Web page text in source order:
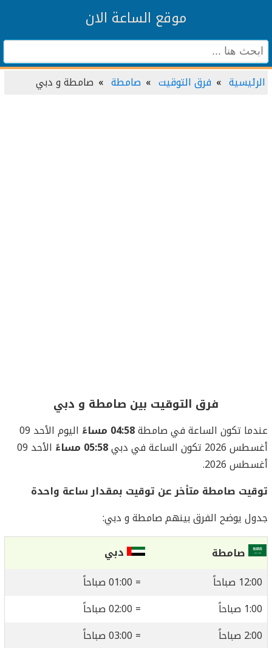
موقع الساعة الان
الرئيسية فرق التوقيت صامطة صامطة و دبي
فرق التوقيت بين صامطة و دبي
عندما تكون الساعة في صامطة04:58 مساءً
اليوم الأحد 09
أغسطس 2026 تكون الساعة في دبي
05:58 مساءً
الأحد 09
أغسطس 2026.
توقيت صامطة متأخر عن توقيت بمقدار ساعة واحدة
جدول يوضح الفرق بينهم صامطة و دبي:
صامطة
دبي
12:00 صباحاً
= 01:00 صباحاً
1:00 صباحاً
= 02:00 صباحاً
2:00 صباحاً
= 03:00 صباحاً